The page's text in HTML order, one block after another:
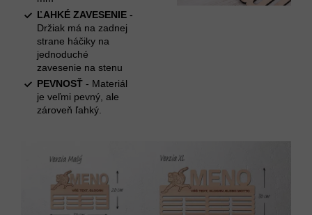
ĽAHKÉ ZAVESENIE -
Držiak má na zadnej
strane háčiky na
jednoduché
zavesenie na stenu
PEVNOSŤ - Materiál
je veľmi pevný, ale
zároveň ľahký.